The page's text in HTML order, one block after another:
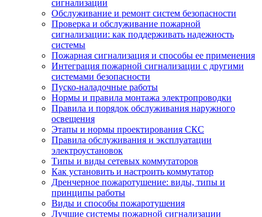
сигнализации
Обслуживание и ремонт систем безопасности
Проверка и обслуживание пожарной
сигнализации: как поддерживать надежность
системы
Пожарная сигнализация и способы ее применения
Интеграция пожарной сигнализации с другими
системами безопасности
Пуско-наладочные работы
Нормы и правила монтажа электропроводки
Правила и порядок обслуживания наружного
освещения
Этапы и нормы проектирования СКС
Правила обслуживания и эксплуатации
электроустановок
Типы и виды сетевых коммутаторов
Как установить и настроить коммутатор
Дренчерное пожаротушение: виды, типы и
принципы работы
Виды и способы пожаротушения
Лучшие системы пожарной сигнализации